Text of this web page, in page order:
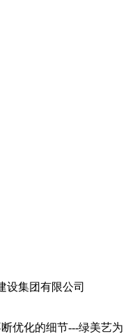
设集团有限公司
优化的细节---绿美艺为